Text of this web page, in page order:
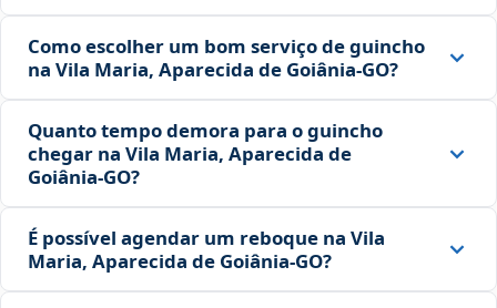
Como escolher um bom serviço de guincho
na Vila Maria, Aparecida de Goiânia‑GO?
Quanto tempo demora para o guincho
chegar na Vila Maria, Aparecida de
Goiânia‑GO?
É possível agendar um reboque na Vila
Maria, Aparecida de Goiânia‑GO?